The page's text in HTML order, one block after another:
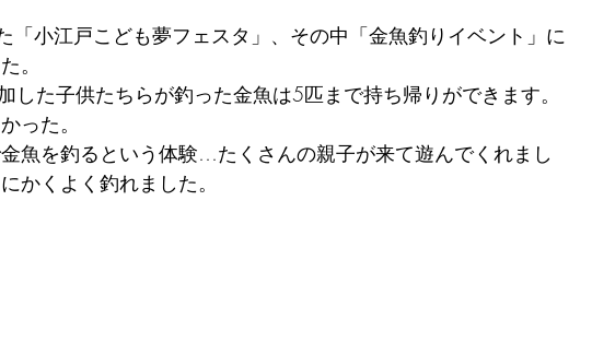
「小江戸こども夢フェスタ」、その中「金魚釣りイベント」に
。
た子供たちらが釣った金魚は5匹まで持ち帰りができます。
った。
魚を釣るという体験…たくさんの親子が来て遊んでくれまし
かくよく釣れました。